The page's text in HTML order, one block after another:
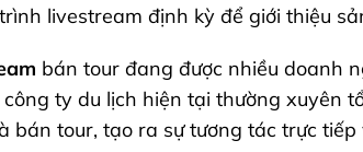
livestream định kỳ để giới thiệu
bán tour đang được nhiều doanh
công ty du lịch hiện tại thường xuyên
bán tour, tạo ra sự tương tác trực